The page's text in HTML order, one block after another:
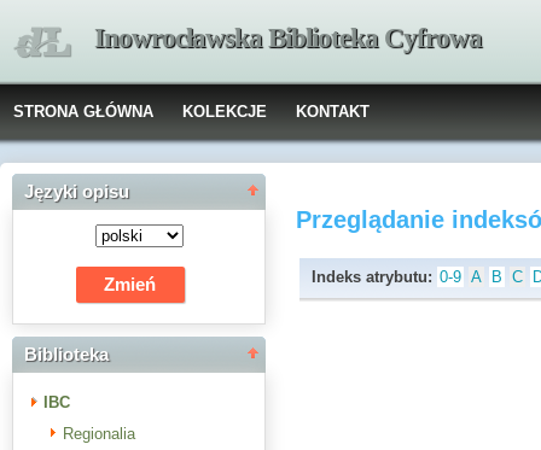
Inowrocławska Biblioteka Cyfrowa
STRONA GŁÓWNA KOLEKCJE KONTAKT
Języki opisu
Biblioteka
IBC
Regionalia
Przeglądanie
Indeks atrybutu: 0-9 A B C